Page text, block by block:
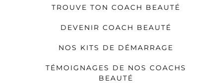
TROUVE TON COACH BEAUTÉ
DEVENIR COACH BEAUTÉ
NOS KITS DE DÉMARRAGE
TÉMOIGNAGES DE NOS COACHS
BEAUTÉ